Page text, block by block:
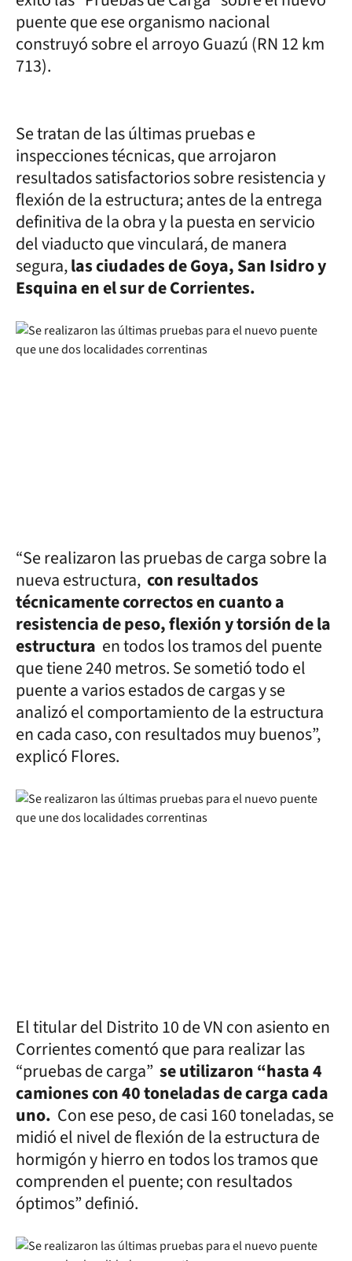
puente que ese organismo nacional
construyó sobre el arroyo Guazú (RN 12 km
713).
Se tratan de las últimas pruebas e
inspecciones técnicas, que arrojaron
resultados satisfactorios sobre resistencia y
flexión de la estructura; antes de la entrega
definitiva de la obra y la puesta en servicio
del viaducto que vinculará, de manera
segura,las ciudades de Goya, San Isidro y
Esquina en el sur de Corrientes.
“Se realizaron las pruebas de carga sobre la
nueva estructura, con resultados
técnicamente correctos en cuanto a
resistencia de peso, flexión y torsión de la
estructura en todos los tramos del puente
que tiene 240 metros. Se sometió todo el
puente a varios estados de cargas y se
analizó el comportamiento de la estructura
en cada caso, con resultados muy buenos”,
explicó Flores.
El titular del Distrito 10 de VN con asiento en
Corrientes comentó que para realizar las
“pruebas de carga” se utilizaron “hasta 4
camiones con 40 toneladas de carga cada
uno. Con ese peso, de casi 160 toneladas, se
midió el nivel de flexión de la estructura de
hormigón y hierro en todos los tramos que
comprenden el puente; con resultados
óptimos” definió.